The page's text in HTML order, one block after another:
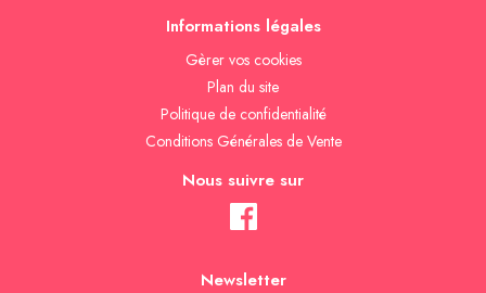
Informations légales
Gèrer vos cookies
Plan du site
Politique de confidentialité
Conditions Générales de Vente
Nous suivre sur
Newsletter